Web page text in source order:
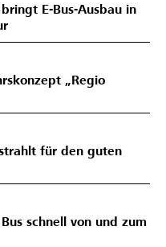
E-Bus-Ausbau in
„Regio
für den guten
schnell von und zum